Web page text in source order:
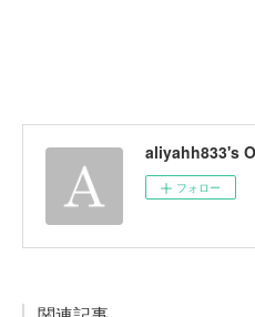
aliyahh833's
フォロー